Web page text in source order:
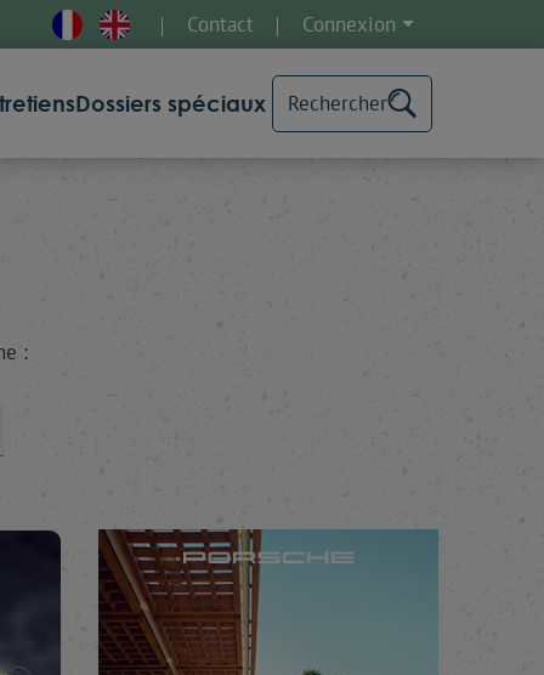
Contact Connexion
Dossiers spéciaux Rechercher
: